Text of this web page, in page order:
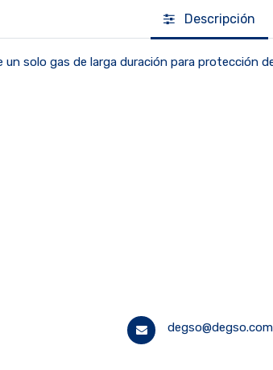
Descripción
solo gas de larga duración para protección
degso@degso.com